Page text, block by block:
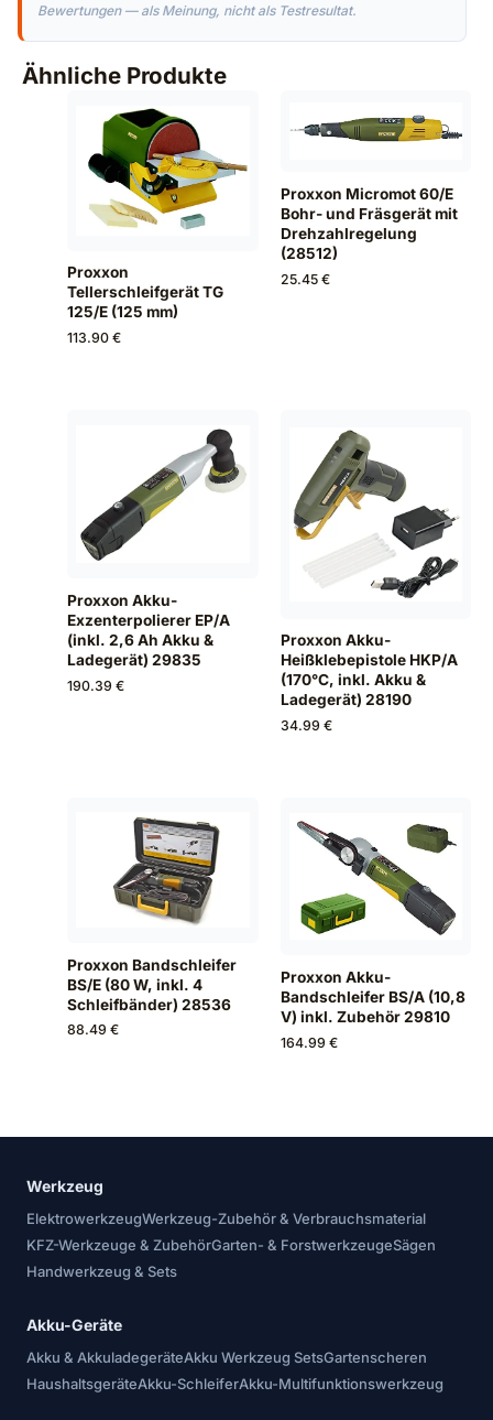
Bewertungen — als Meinung, nicht als Testresultat.
Ähnliche Produkte
Proxxon
Tellerschleifgerät TG
125/E (125 mm)
113.90 €
Proxxon Micromot 60/E
Bohr- und Fräsgerät mit
Drehzahlregelung
(28512)
25.45 €
Proxxon Akku-
Exzenterpolierer EP/A
(inkl. 2,6 Ah Akku &
Ladegerät) 29835
190.39 €
Proxxon Akku-
Heißklebepistole HKP/A
(170°C, inkl. Akku &
Ladegerät) 28190
34.99 €
Proxxon Bandschleifer
BS/E (80 W, inkl. 4
Schleifbänder) 28536
88.49 €
Proxxon Akku-
Bandschleifer BS/A (10,8
V) inkl. Zubehör 29810
164.99 €
Werkzeug
ElektrowerkzeugWerkzeug-Zubehör & Verbrauchsmaterial
KFZ-Werkzeuge & ZubehörGarten- & ForstwerkzeugeSägen
Handwerkzeug & Sets
Akku-Geräte
Akku & AkkuladegeräteAkku Werkzeug SetsGartenscheren
HaushaltsgeräteAkku-SchleiferAkku-Multifunktionswerkzeug